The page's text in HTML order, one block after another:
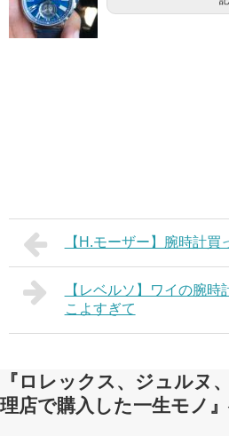
【H.モーザー】腕時計買
【レベルソ】ワイの腕
こよすぎて
『ロレックス、ジュルヌ
理店で購入した一生モノ